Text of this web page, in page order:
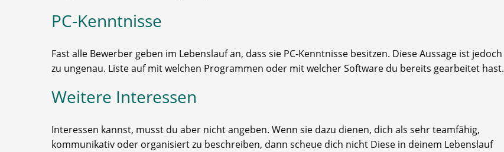
PC-Kenntnisse
Fast alle Bewerber geben im Lebenslauf an, dass sie PC-Kenntnisse besitzen. Diese Aussage ist jedoch
zu ungenau. Liste auf mit welchen Programmen oder mit welcher Software du bereits gearbeitet hast.
Weitere Interessen
Interessen kannst, musst du aber nicht angeben. Wenn sie dazu dienen, dich als sehr teamfähig,
kommunikativ oder organisiert zu beschreiben, dann scheue dich nicht Diese in deinem Lebenslauf